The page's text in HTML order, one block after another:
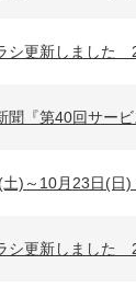
シ更新しました
聞『第40回サー
)～10月23日(日
シ更新しました